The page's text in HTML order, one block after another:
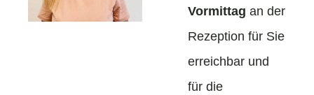
Vormittag an der
Rezeption für Sie
erreichbar und
für die